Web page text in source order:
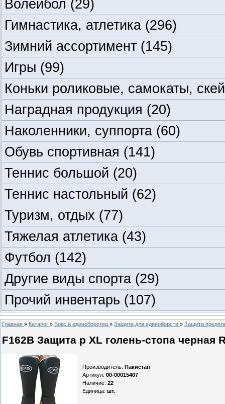
Волейбол (29)
Гимнастика, атлетика (296)
Зимний ассортимент (145)
Игры (99)
Коньки роликовые, самокаты,
Наградная продукция (20)
Наколенники, суппорта (60)
Обувь спортивная (141)
Теннис большой (20)
Теннис настольный (62)
Туризм, отдых (77)
Тяжелая атлетика (43)
Футбол (142)
Другие виды спорта (29)
Прочий инвентарь (107)
Главная » Каталог » Бокс и единоборства » Защита для единоборств » Защита
F162B Защита p XL голень-стопа черная
Производитель: Пакистан
Артикул: 00-00015407
Наличие: 22
Единица: шт.